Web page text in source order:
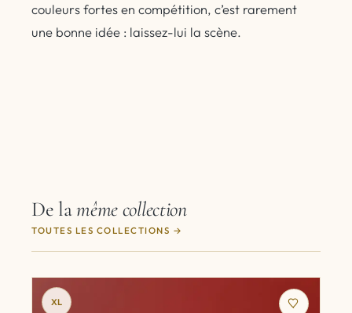
couleurs fortes en compétition, c’est rarement
une bonne idée : laissez-lui la scène.
De lamême collection
TOUTES LES COLLECTIONS
XL